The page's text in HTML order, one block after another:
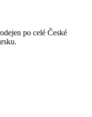
po celé České